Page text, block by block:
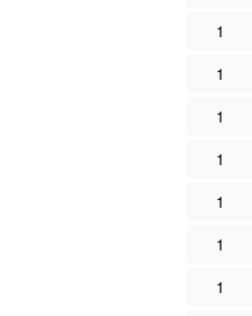
1
1
1
1
1
1
1